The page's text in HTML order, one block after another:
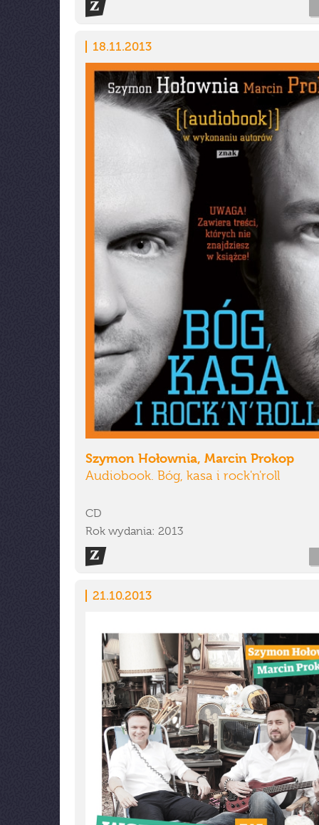
18.11.2013
Szymon Hołownia, Marcin Prokop
Audiobook. Bóg, kasa i rock'n'roll
CD
Rok wydania: 2013
21.10.2013